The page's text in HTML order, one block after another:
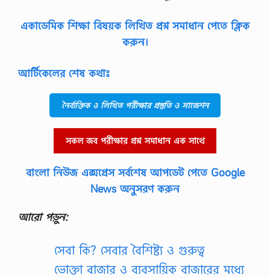
য়ে
মা
একাডেমিক শিক্ষা বিষয়ক লিখিত প্রশ্ন সমাধান পেতে ক্লিক
করুন।
আর্টিকেলের শেষ কথাঃ
নৈর্ব্যক্তিক ও লিখিত পরীক্ষার প্রস্তুতি ও সাজেশন
সকল জব পরীক্ষার প্রশ্ন সমাধান এক সাথে
বাংলা নিউজ এক্সপ্রেস সর্বশেষ আপডেট পেতে Google
News অনুসরণ করুন
আরো পড়ুন:
সেবা কি? সেবার বৈশিষ্ট্য ও গুরুত্ব
ভোক্তা বাজার ও ব্যবসায়িক বাজারের মধ্যে